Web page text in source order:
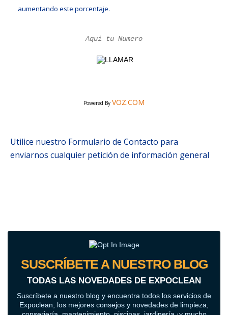
aumentando este porcentaje.
Powered By VOZ.COM
Utilice nuestro Formulario de Contacto para
enviarnos cualquier petición de información general
SUSCRÍBETE A NUESTRO BLOG
TODAS LAS NOVEDADES DE EXPOCLEAN
Suscríbete a nuestro blog y encuentra todos los servicios de
Expoclean, los mejores consejos y novedades de limpieza,